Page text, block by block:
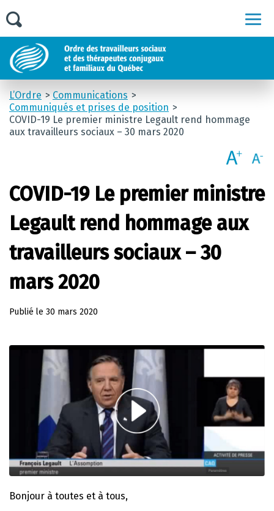
L’Ordre
Communications
Communiqués et prises de position
COVID-19 Le premier ministre Legault rend hommage
aux travailleurs sociaux – 30 mars 2020
COVID-19 Le premier ministre
Legault rend hommage aux
travailleurs sociaux – 30
mars 2020
Publié le 30 mars 2020
Bonjour à toutes et à tous,